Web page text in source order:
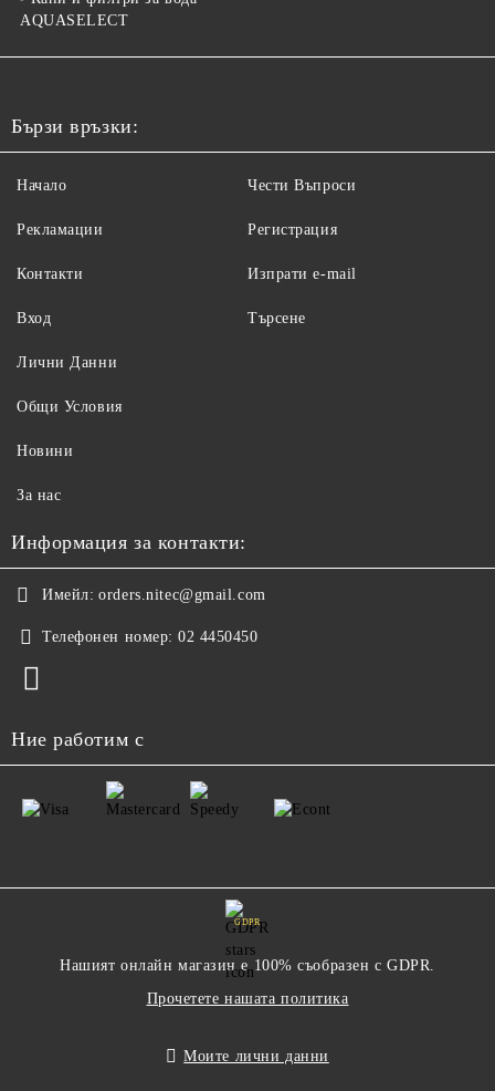
AQUASELECT
Бързи връзки:
Начало
Рекламации
Контакти
Вход
Чести Въпроси
Регистрация
Изпрати e-mail
Търсене
Лични Данни
Общи Условия
Новини
За нас
Информация за контакти:
Имейл: orders.nitec@gmail.com
Телефонен номер: 02 4450450
Ние работим с
GDPR
Нашият онлайн магазин е 100% съобразен с GDPR.
Прочетете нашата политика
Моите лични данни